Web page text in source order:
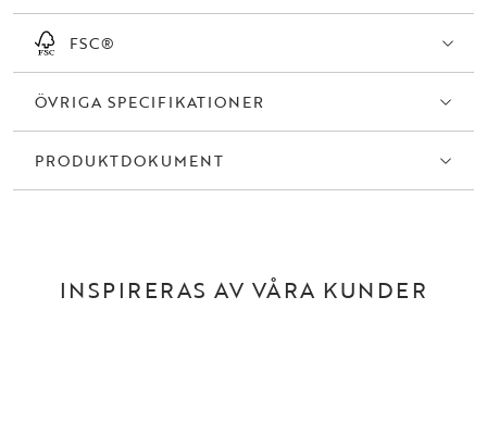
FSC®
ÖVRIGA SPECIFIKATIONER
PRODUKTDOKUMENT
INSPIRERAS AV VÅRA KUNDER